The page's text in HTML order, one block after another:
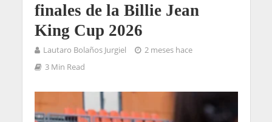
finales de la Billie Jean
King Cup 2026
Lautaro Bolaños Jurgiel
2 meses hace
3 Min Read